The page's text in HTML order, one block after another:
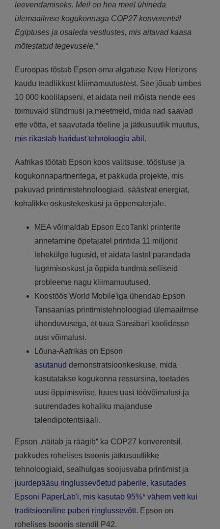
leevendamiseks. Meil on hea meel ühineda
ülemaailmse kogukonnaga COP27 konverentsil
Egiptuses ja osaleda vestlustes, mis aitavad kaasa
mõtestatud tegevusele.“
Euroopas tõstab Epson oma algatuse New Horizons
kaudu teadlikkust kliimamuutustest. See jõuab umbes
10 000 koolilapseni, et aidata neil mõista nende ees
toimuvaid sündmusi ja meetmeid, mida nad saavad
ette võtta, et saavutada tõeline ja jätkusuutlik muutus,
mis rikastab haridust tehnoloogia abil .
Aafrikas töötab Epson koos valitsuse, tööstuse ja
kogukonnapartneritega, et pakkuda projekte, mis
pakuvad printimistehnoloogiaid, säästvat energiat,
kohalikke oskustekeskusi ja õppematerjale.
MEA võimaldab Epson EcoTanki printerite
annetamine õpetajatel printida 11 miljonit
lehekülge lugusid, et aidata lastel parandada
lugemisoskust ja õppida tundma selliseid
probleeme nagu kliimamuutused.
Koostöös World Mobile'iga ühendab Epson
Tansaanias printimistehnoloogiad ülemaailmse
ühenduvusega, et tuua Sansibari koolidesse
uusi võimalusi.
Lõuna-Aafrikas on Epson
asutanud demonstratsioonkeskuse, mida
kasutatakse kogukonna ressursina, toetades
uusi õppimisviise, luues uusi töövõimalusi ja
suurendades kohaliku majanduse
talendipotentsiaali.
Epson „näitab ja räägib“ ka COP27 konverentsil,
pakkudes rohelises tsoonis jätkusuutlikke
tehnoloogiaid, sealhulgas soojusvaba printimist ja
juurdepääsu ringlussevõetud paberile, kasutades
Epsoni PaperLab'i, mis kasutab 95%* vähem vett kui
traditsiooniline paberi ringlussevõtt. Epson on
rohelises tsoonis stendil P42.